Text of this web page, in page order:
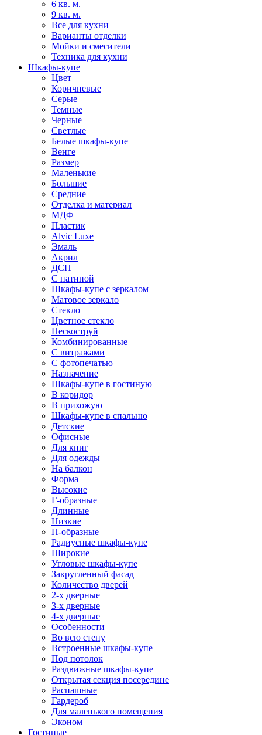
6 кв. м.
9 кв. м.
Все для кухни
Варианты отделки
Мойки и смесители
Техника для кухни
Шкафы-купе
Цвет
Коричневые
Серые
Темные
Черные
Светлые
Белые шкафы-купе
Венге
Размер
Маленькие
Большие
Средние
Отделка и материал
МДФ
Пластик
Alvic Luxe
Эмаль
Акрил
ДСП
С патиной
Шкафы-купе с зеркалом
Матовое зеркало
Стекло
Цветное стекло
Пескоструй
Комбинированные
С витражами
С фотопечатью
Назначение
Шкафы-купе в гостиную
В коридор
В прихожую
Шкафы-купе в спальню
Детские
Офисные
Для книг
Для одежды
На балкон
Форма
Высокие
Г-образные
Длинные
Низкие
П-образные
Радиусные шкафы-купе
Широкие
Угловые шкафы-купе
Закругленный фасад
Количество дверей
2-х дверные
3-х дверные
4-х дверные
Особенности
Во всю стену
Встроенные шкафы-купе
Под потолок
Раздвижные шкафы-купе
Открытая секция посередине
Распашные
Гардероб
Для маленького помещения
Эконом
Гостиные